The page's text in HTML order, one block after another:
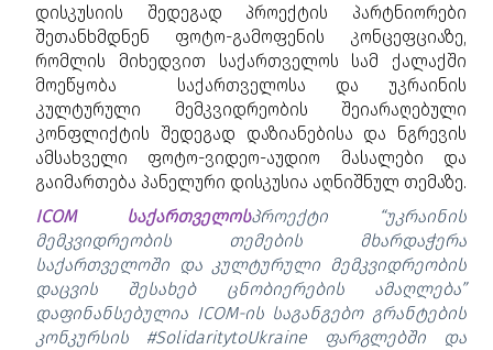
დისკუსიის შედეგად პროექტის პარტნიორები
შეთანხმდნენ ფოტო-გამოფენის კონცეფციაზე,
რომლის მიხედვით საქართველოს სამ ქალაქში
მოეწყობა საქართველოსა და უკრაინის
კულტურული მემკვიდრეობის შეიარაღებული
კონფლიქტის შედეგად დაზიანებისა და ნგრევის
ამსახველი ფოტო-ვიდეო-აუდიო მასალები და
გაიმართება პანელური დისკუსია აღნიშნულ თემაზე.
ICOM საქართველოსპროექტი “უკრაინის
მემკვიდრეობის თემების მხარდაჭერა
საქართველოში და კულტურული მემკვიდრეობის
დაცვის შესახებ ცნობიერების ამაღლება”
დაფინანსებულია ICOM-ის საგანგებო გრანტების
კონკურსის #SolidaritytoUkraine ფარგლებში და